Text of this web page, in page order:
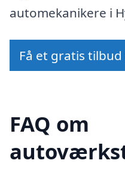
automekanikere i
Få et gratis
FAQ om